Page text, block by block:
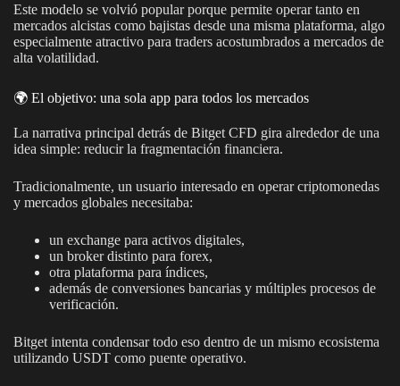
Este modelo se volvió popular porque permite operar tanto en
mercados alcistas como bajistas desde una misma plataforma, algo
especialmente atractivo para traders acostumbrados a mercados de
alta volatilidad.
🌍 El objetivo: una sola app para todos los mercados
La narrativa principal detrás de Bitget CFD gira alrededor de una
idea simple: reducir la fragmentación financiera.
Tradicionalmente, un usuario interesado en operar criptomonedas
y mercados globales necesitaba:
un exchange para activos digitales,
un broker distinto para forex,
otra plataforma para índices,
además de conversiones bancarias y múltiples procesos de
verificación.
Bitget intenta condensar todo eso dentro de un mismo ecosistema
utilizando USDT como puente operativo.